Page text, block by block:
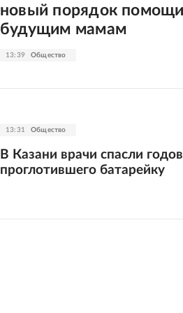
13:39 Общество
новый порядок помощи
будущим мамам
13:31 Общество
В Казани врачи спасли
проглотившего батарейку